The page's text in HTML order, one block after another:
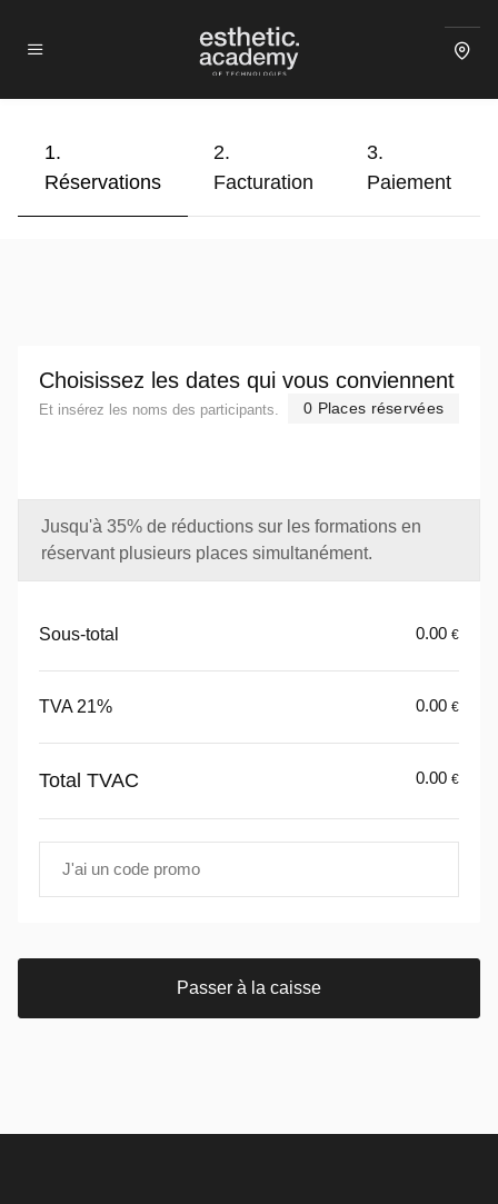
1.
Réservations
2.
Facturation
3.
Paiement
Choisissez les dates qui vous conviennent
0 Places réservées
Et insérez les noms des participants.
Jusqu'à 35% de réductions sur les formations en
réservant plusieurs places simultanément.
Sous-total 0.00 €
TVA 21% 0.00 €
Total TVAC 0.00 €
Passer à la caisse